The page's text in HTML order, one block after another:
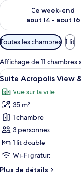
Ce week-end
août 14 - août 16
Vérifier la disponibilité
Filtres
disponibles
pour
les
chambres
Toutes les chambres 1 lit
Affichage de 11 chambres
Afficher
toutes
les
photos
pour
ce
type
de
chambre :
Suite
6
Suite Acropolis View
Vue sur la ville
35 m²
1 chambre
3 personnes
1 lit double
Wi-Fi gratuit
Plus de détails
Plus